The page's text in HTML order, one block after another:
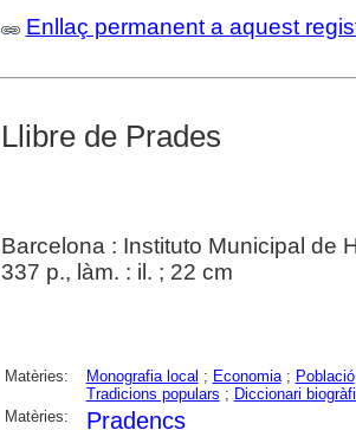
Enllaç permanent a aquest
Llibre de Prades
Barcelona : Instituto Municipal de
337 p., làm. : il. ; 22 cm
Matèries: Monografia local ; Economia; Població
Tradicions populars ; Diccionari
Matèries:
Pradencs